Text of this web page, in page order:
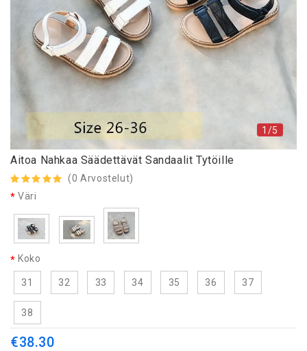
1/5
Aitoa Nahkaa Säädettävät Sandaalit Tytöille
(0 Arvostelut)
Väri
Koko
31 32 33 34 35 36 37
38
€38.30